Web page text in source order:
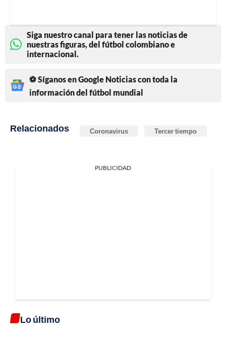
Siga nuestro canal para tener las noticias de
nuestras figuras, del fútbol colombiano e
internacional.
⚽ Síganos en Google Noticias con toda la
información del fútbol mundial
Relacionados Coronavirus Tercer tiempo
PUBLICIDAD
Lo último